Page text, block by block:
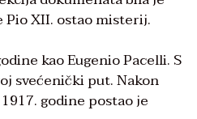
XII. ostao misterij.
kao Eugenio Pacelli. S
svećenički put. Nakon
godine postao je